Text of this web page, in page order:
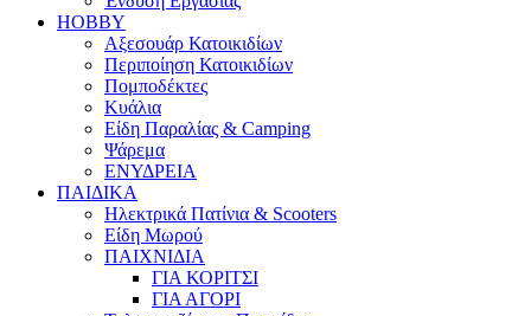
HOBBY
Αξεσουάρ Κατοικιδίων
Περιποίηση Κατοικιδίων
Πομποδέκτες
Κυάλια
Είδη Παραλίας & Camping
Ψάρεμα
ΕΝΥΔΡΕΙΑ
ΠΑΙΔΙΚΑ
Ηλεκτρικά Πατίνια & Scooters
Είδη Μωρού
ΠΑΙΧΝΙΔΙΑ
ΓΙΑ ΚΟΡΙΤΣΙ
ΓΙΑ ΑΓΟΡΙ